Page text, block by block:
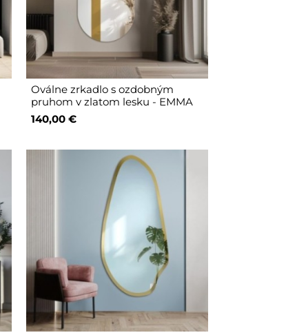
Oválne zrkadlo s ozdobným
pruhom v zlatom lesku - EMMA
140,00 €